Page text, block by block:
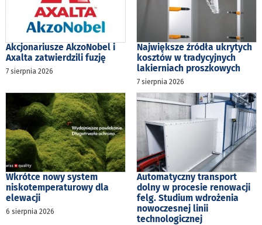
Akcjonariusze AkzoNobel i
Axalta zatwierdzili fuzję
7 sierpnia 2026
Największe źródła ukrytych
kosztów w tradycyjnych
lakierniach proszkowych
7 sierpnia 2026
Wkrótce nowy system
niskotemperaturowy dla
elewacji
6 sierpnia 2026
Automatyczny transport
dolny w procesie renowacji
felg. Studium wdrożenia
nowoczesnej linii
technologicznej